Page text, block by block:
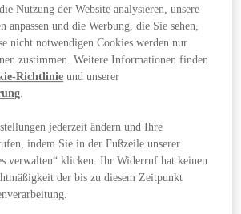
Nutzung der Website analysieren, unsere
anpassen und die Werbung, die Sie sehen,
nicht notwendigen Cookies werden nur
zustimmen. Weitere Informationen finden
Richtlinie und unserer
.
jederzeit ändern und Ihre
indem Sie in der Fußzeile unserer
verwalten“ klicken. Ihr Widerruf hat keinen
der bis zu diesem Zeitpunkt